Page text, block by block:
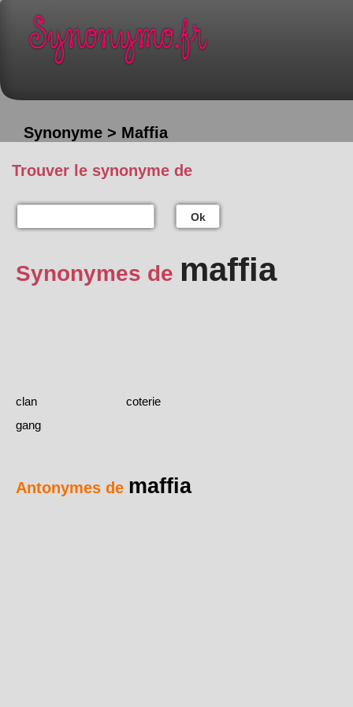
Synonyme > Maffia
Trouver le synonyme de
Ok
Synonymes de maffia
clan
coterie
gang
Antonymes de maffia